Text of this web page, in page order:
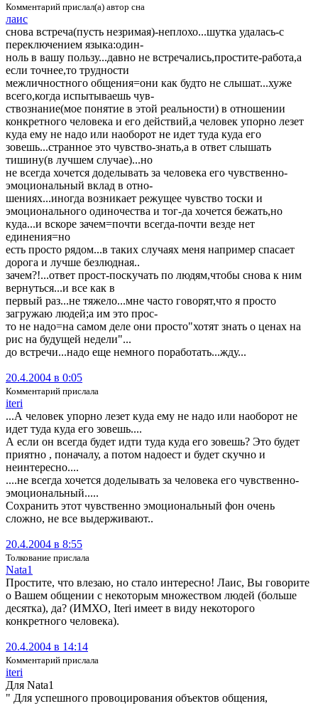
Комментарий прислал(а) автор сна
лаис
снова встреча(пусть незримая)-неплохо...шутка удалась-с
переключением языка:один-
ноль в вашу пользу...давно не встречались,простите-работа,а
если точнее,то трудности
межличностного общения=они как будто не слышат...хуже
всего,когда испытываешь чув-
ствознание(мое понятие в этой реальности) в отношении
конкретного человека и его действий,а человек упорно лезет
куда ему не надо или наоборот не идет туда куда его
зовешь...странное это чувство-знать,а в ответ слышать
тишину(в лучшем случае)...но
не всегда хочется доделывать за человека его чувственно-
эмоциональный вклад в отно-
шениях...иногда возникает режущее чувство тоски и
эмоционального одиночества и тог-да хочется бежать,но
куда...и вскоре зачем=почти всегда-почти везде нет
единения=но
есть просто рядом...в таких случаях меня например спасает
дорога и лучше безлюдная..
зачем?!...ответ прост-поскучать по людям,чтобы снова к ним
вернуться...и все как в
первый раз...не тяжело...мне часто говорят,что я просто
загружаю людей;а им это прос-
то не надо=на самом деле они просто"хотят знать о ценах на
рис на будущей недели"...
до встречи...надо еще немного поработать...жду...
20.4.2004 в 0:05
Комментарий прислала
iteri
...А человек упорно лезет куда ему не надо или наоборот не
идет туда куда его зовешь....
А если он всегда будет идти туда куда его зовешь? Это будет
приятно , поначалу, а потом надоест и будет скучно и
неинтересно....
....не всегда хочется доделывать за человека его чувственно-
эмоциональный.....
Сохранить этот чувственно эмоциональный фон очень
сложно, не все выдерживают..
20.4.2004 в 8:55
Толкование прислала
Nata1
Простите, что влезаю, но стало интересно! Лаис, Вы говорите
о Вашем общении с некоторым множеством людей (больше
десятка), да? (ИМХО, Iteri имеет в виду некоторого
конкретного человека).
20.4.2004 в 14:14
Комментарий прислала
iteri
Для Nata1
" Для успешного провоцирования объектов общения,